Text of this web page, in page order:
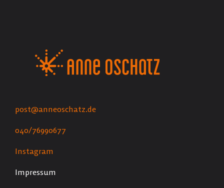
post@anneoschatz.de
040/76990677
Instagram
Impressum